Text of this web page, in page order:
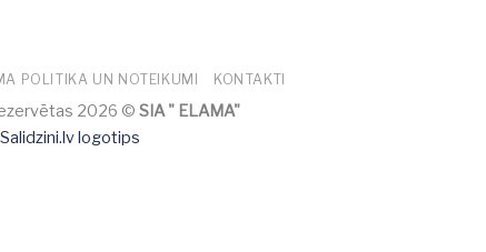
POLITIKA UN NOTEIKUMI KONTAKTI
2026 © SIA " ELAMA"